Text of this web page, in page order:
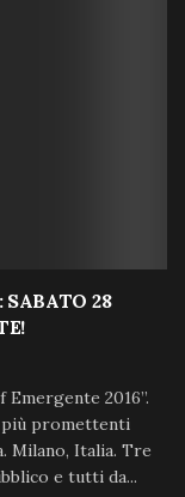
28
2016”.
più promettenti
Milano, Italia. Tre
e tutti da...